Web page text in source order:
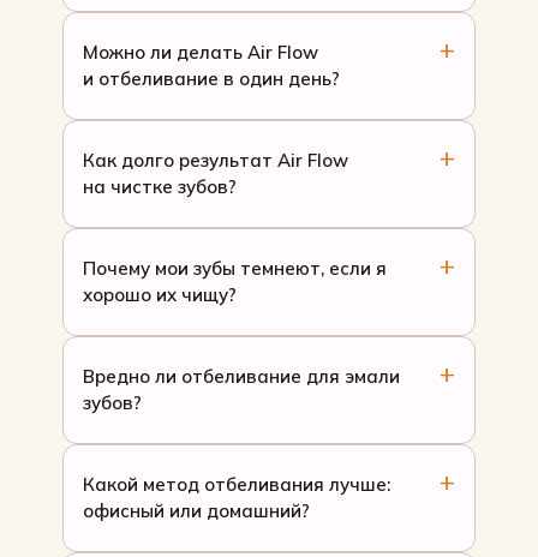
Можно ли делать Air Flow
и отбеливание в один день?
Как долго результат Air Flow
на чистке зубов?
Почему мои зубы темнеют, если я
хорошо их чищу?
Вредно ли отбеливание для эмали
зубов?
Какой метод отбеливания лучше:
офисный или домашний?